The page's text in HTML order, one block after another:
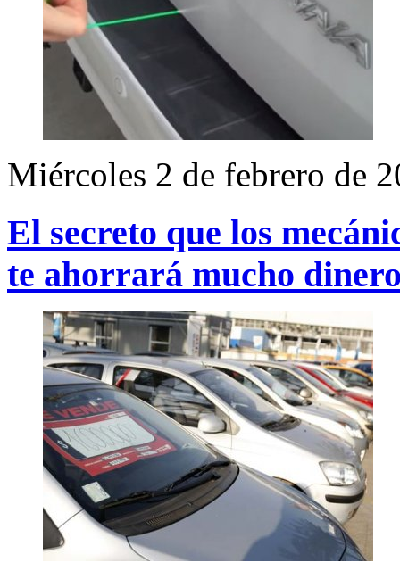
Miércoles 2 de febrero de
El secreto que los
te ahorrará mucho